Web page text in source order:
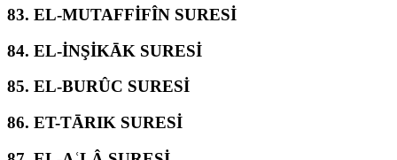
83. EL-MUTAFFİFÎN SURESİ
84. EL-İNŞİKĀK SURESİ
85. EL-BURÛC SURESİ
86. ET-TĀRIK SURESİ